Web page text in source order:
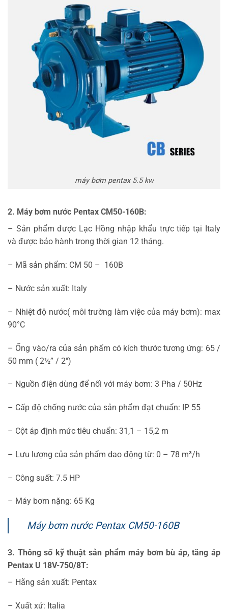
máy bơm pentax 5.5 kw
2. Máy bơm nước Pentax CM50-160B:
– Sản phẩm được Lạc Hồng nhập khẩu trực tiếp tại Italy
và được bảo hành trong thời gian 12 tháng.
– Mã sản phẩm: CM 50 – 160B
– Nước sản xuất: Italy
– Nhiệt độ nước( môi trường làm việc của máy bơm): max
90°C
– Ống vào/ra của sản phẩm có kích thước tương ứng: 65 /
50 mm ( 2½” / 2″)
– Nguồn điện dùng để nối với máy bơm: 3 Pha / 50Hz
– Cấp độ chống nước của sản phẩm đạt chuẩn: IP 55
– Cột áp định mức tiêu chuẩn: 31,1 – 15,2 m
– Lưu lượng của sản phẩm dao động từ: 0 – 78 m³/h
– Công suất: 7.5 HP
– Máy bơm nặng: 65 Kg
Máy bơm nước Pentax CM50-160B
3. Thông số kỹ thuật sản phẩm máy bơm bù áp, tăng áp
Pentax U 18V-750/8T:
– Hãng sản xuất: Pentax
– Xuất xứ: Italia